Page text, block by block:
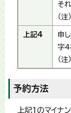
そ
（
上記4
申
字4
（
予約方法
上記1のマイナ